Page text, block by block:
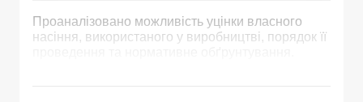
Проаналізовано можливість уцінки власного
насіння, використаного у виробництві, порядок її